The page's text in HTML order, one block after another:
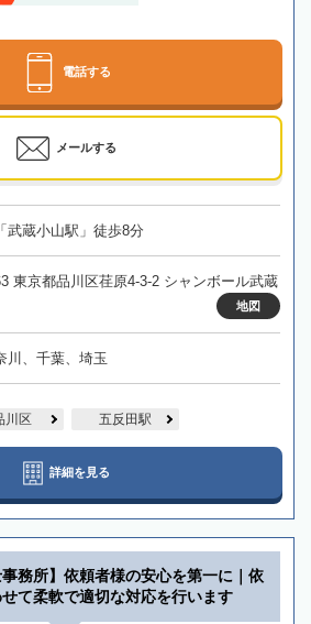
電話する
メールする
武蔵小山駅」徒歩8分
東京都品川区荏原4-3-2 シャンボール武蔵
地図
川、千葉、埼玉
川区 五反田駅
詳細を見る
事務所】依頼者様の安心を第一に｜依
て柔軟で適切な対応を行います